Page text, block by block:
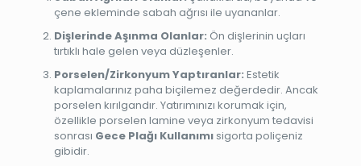
çene ekleminde sabah ağrısı ile uyananlar.
Dişlerinde Aşınma Olanlar: Ön dişlerinin uçları
tırtıklı hale gelen veya düzleşenler.
Porselen/Zirkonyum Yaptıranlar: Estetik
kaplamalarınız paha biçilemez değerdedir. Ancak
porselen kırılgandır. Yatırımınızı korumak için,
özellikle porselen lamine veya zirkonyum tedavisi
sonrası Gece Plağı Kullanımısigorta poliçeniz
gibidir.